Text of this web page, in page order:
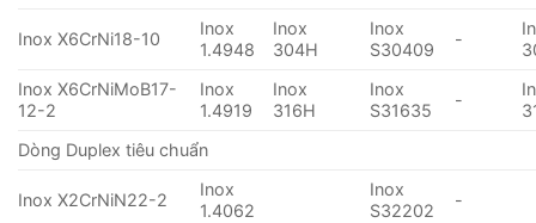
Inox X6CrNi18-10
Inox
1.4948
Inox
304H
Inox
S30409
-
Inox X6CrNiMoB17-
12-2
Inox
1.4919
Inox
316H
Inox
S31635
-
Dòng Duplex tiêu chuẩn
Inox X2CrNiN22-2
Inox
1.4062
Inox
S32202
-